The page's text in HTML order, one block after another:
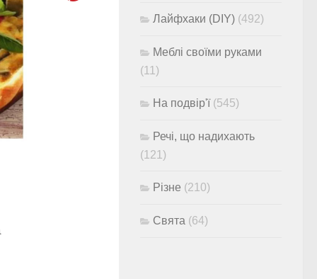
Лайфхаки (DIY) (492)
Меблі своїми руками
(11)
На подвір'ї(545)
Речі, що надихають
(121)
Різне (210)
Свята (64)